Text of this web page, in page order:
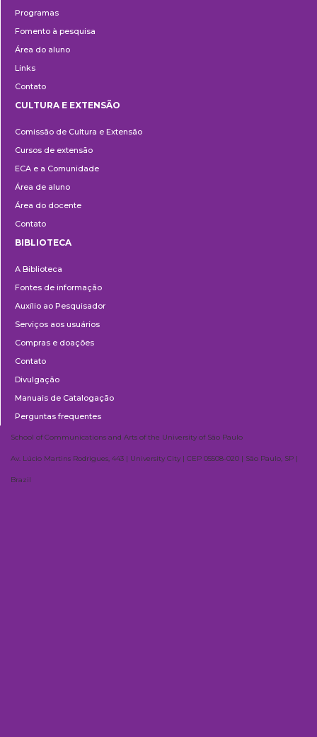
Programas
Fomento à pesquisa
Área do aluno
Links
Contato
e
Extensão
CULTURA E EXTENSÃO
Comissão de Cultura e Extensão
Cursos de extensão
ECA e a Comunidade
Área de aluno
Área do docente
Contato
BIBLIOTECA
A Biblioteca
Fontes de informação
Auxílio ao Pesquisador
Serviços aos usuários
Compras e doações
Contato
Divulgação
Manuais de Catalogação
Perguntas frequentes
School of Communications and Arts of the University of São Paulo
Av. Lúcio Martins Rodrigues, 443 | University City | CEP 05508-020 | São Paulo, SP |
Brazil